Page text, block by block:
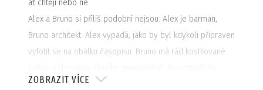
ať chtějí nebo ne.
Alex a Bruno si příliš podobní nejsou. Alex je barman,
Bruno architekt. Alex vypadá, jako by byl kdykoli připraven
vyfotit se na obálku časopisu. Bruno má rád kostkované
dvou fitek, zatímco Bruno sleduje staré filmy… ti dva se
ZOBRAZIT VÍCE